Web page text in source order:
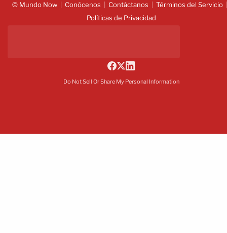
© Mundo Now Conócenos Contáctanos
Términos del Servicio
Políticas de Privacidad
Do Not Sell Or Share My Personal Information